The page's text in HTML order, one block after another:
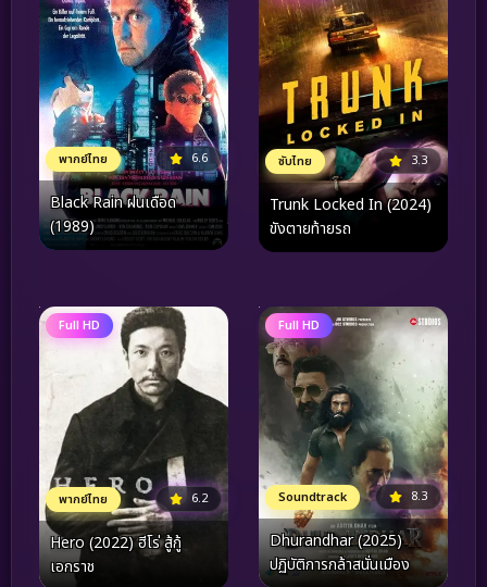
พากย์ไทย 6.6
Black Rain ฝนเดือด
(1989)
ซับไทย 3.3
Trunk Locked In (2024)
ขังตายท้ายรถ
Full HD
พากย์ไทย 6.2
Hero (2022) ฮีโร่ สู้กู้
เอกราช
Full HD
Soundtrack 8.3
Dhurandhar (2025)
ปฏิบัติการกล้าสนั่นเมือง